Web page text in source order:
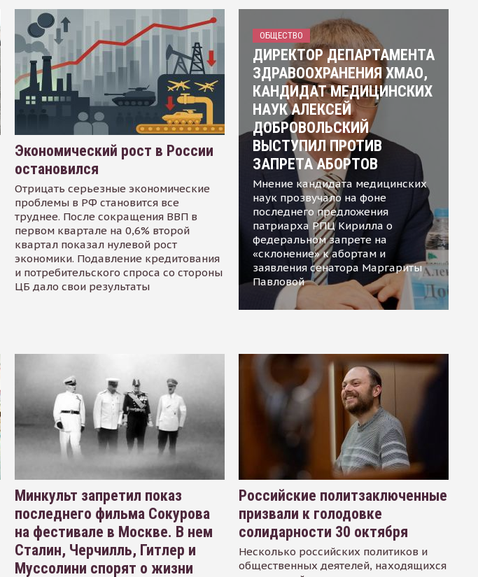
Экономический рост в России
остановился
Отрицать серьезные экономические
проблемы в РФ становится все
труднее. После сокращения ВВП в
первом квартале на 0,6% второй
квартал показал нулевой рост
экономики. Подавление кредитования
и потребительского спроса со стороны
ЦБ дало свои результаты
ОБЩЕСТВО
ДИРЕКТОР ДЕПАРТАМЕНТА
ЗДРАВООХРАНЕНИЯ ХМАО,
КАНДИДАТ МЕДИЦИНСКИХ
НАУК АЛЕКСЕЙ
ДОБРОВОЛЬСКИЙ
ВЫСТУПИЛ ПРОТИВ
ЗАПРЕТА АБОРТОВ
Мнение кандидата медицинских
наук прозвучало на фоне
последнего предложения
патриарха РПЦ Кирилла о
федеральном запрете на
«склонение» к абортам и
заявления сенатора Маргариты
Павловой
Минкульт запретил показ
последнего фильма Сокурова
на фестивале в Москве. В нем
Сталин, Черчилль, Гитлер и
Муссолини спорят о жизни
Российские политзаключенные
призвали к голодовке
солидарности 30 октября
Несколько российских политиков и
общественных деятелей, находящихся